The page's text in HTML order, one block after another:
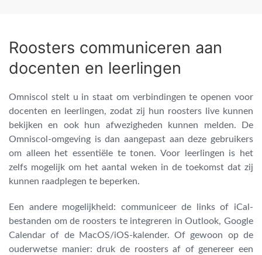
Roosters communiceren aan
docenten en leerlingen
Omniscol stelt u in staat om verbindingen te openen voor
docenten en leerlingen, zodat zij hun roosters live kunnen
bekijken en ook hun afwezigheden kunnen melden. De
Omniscol-omgeving is dan aangepast aan deze gebruikers
om alleen het essentiële te tonen. Voor leerlingen is het
zelfs mogelijk om het aantal weken in de toekomst dat zij
kunnen raadplegen te beperken.
Een andere mogelijkheid: communiceer de links of iCal-
bestanden om de roosters te integreren in Outlook, Google
Calendar of de MacOS/iOS-kalender. Of gewoon op de
ouderwetse manier: druk de roosters af of genereer een